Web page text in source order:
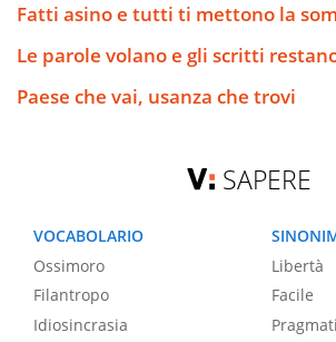
Fatti asino e tutti ti mettono la
Le parole volano e gli scritti
Paese che vai, usanza che trovi
SAPERE
VOCABOLARIO
Ossimoro
Filantropo
Idiosincrasia
Libertà
Facile